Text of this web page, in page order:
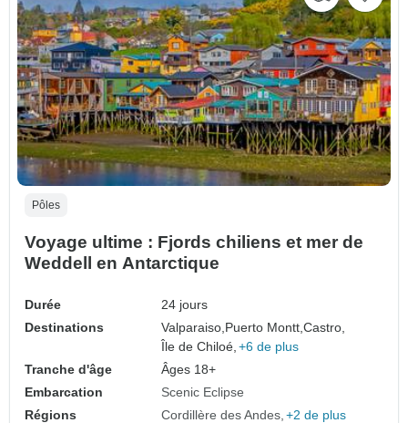
Pôles
Voyage ultime : Fjords chiliens et mer de
Weddell en Antarctique
Durée
24 jours
Destinations
Valparaiso, Puerto Montt,Castro,
Île de Chiloé, +6 de plus
Tranche d'âge
Âges 18+
Embarcation
Scenic Eclipse
Régions
Cordillère des Andes +2 de plus